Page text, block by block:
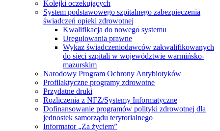
Kolejki oczekujących
System podstawowego szpitalnego zabezpieczenia
świadczeń opieki zdrowotnej
Kwalifikacja do nowego systemu
Uregulowania prawne
Wykaz świadczeniodawców zakwalifikowanych
do sieci szpitali w województwie warmińsko-
mazurskim
Narodowy Program Ochrony Antybiotyków
Profilaktyczne programy zdrowotne
Przydatne druki
Rozliczenia z NFZ/Systemy Informatyczne
Dofinansowanie programów polityki zdrowotnej dla
jednostek samorządu terytorialnego
Informator „Za życiem”